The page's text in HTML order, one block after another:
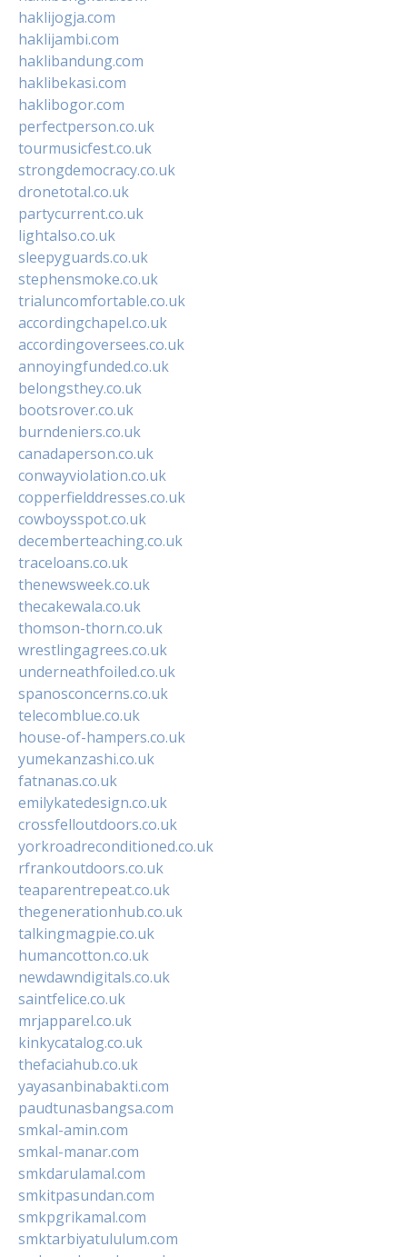
haklijogja.com
haklijambi.com
haklibandung.com
haklibekasi.com
haklibogor.com
perfectperson.co.uk
tourmusicfest.co.uk
strongdemocracy.co.uk
dronetotal.co.uk
partycurrent.co.uk
lightalso.co.uk
sleepyguards.co.uk
stephensmoke.co.uk
trialuncomfortable.co.uk
accordingchapel.co.uk
accordingoversees.co.uk
annoyingfunded.co.uk
belongsthey.co.uk
bootsrover.co.uk
burndeniers.co.uk
canadaperson.co.uk
conwayviolation.co.uk
copperfielddresses.co.uk
cowboysspot.co.uk
decemberteaching.co.uk
traceloans.co.uk
thenewsweek.co.uk
thecakewala.co.uk
thomson-thorn.co.uk
wrestlingagrees.co.uk
underneathfoiled.co.uk
spanosconcerns.co.uk
telecomblue.co.uk
house-of-hampers.co.uk
yumekanzashi.co.uk
fatnanas.co.uk
emilykatedesign.co.uk
crossfelloutdoors.co.uk
yorkroadreconditioned.co.uk
rfrankoutdoors.co.uk
teaparentrepeat.co.uk
thegenerationhub.co.uk
talkingmagpie.co.uk
humancotton.co.uk
newdawndigitals.co.uk
saintfelice.co.uk
mrjapparel.co.uk
kinkycatalog.co.uk
thefaciahub.co.uk
yayasanbinabakti.com
paudtunasbangsa.com
smkal-amin.com
smkal-manar.com
smkdarulamal.com
smkitpasundan.com
smkpgrikamal.com
smktarbiyatululum.com